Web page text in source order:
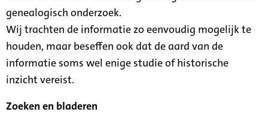
genealogisch onderzoek.
Wij trachten de informatie zo eenvoudig mogelijk te
houden, maar beseffen ook dat de aard van de
informatie soms wel enige studie of historische
inzicht vereist.
Zoeken en bladeren